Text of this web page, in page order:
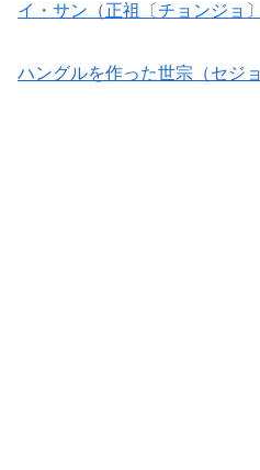
イ・サン（正祖〔チョンジョ
ハングルを作った世宗（セジ